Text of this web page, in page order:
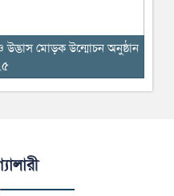
ও উদ্ভাস মোড়ক উন্মোচন অনুষ্ঠান